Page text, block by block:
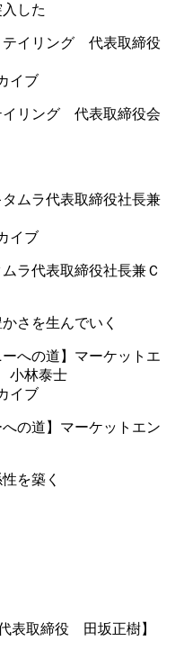
した
イブ
イリング 代表取締役会
イブ
ラ代表取締役社長兼Ｃ
さを生んでいく
イブ
の道】マーケットエン
を築く
表取締役 田坂正樹】